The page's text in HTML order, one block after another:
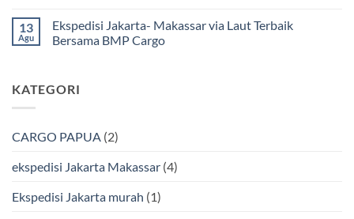
BMP
Cargo
Kapal
Laut
Via
Laut
Murah
Bmp
Cargo
komentar
pada
Ekspedisi
Laut
Bersama
&
13
Agu
Ekspedisi Jakarta- Makassar via Laut Terbaik
Bersama BMP Cargo
pada
Ekspedisi
Laut
BMP
KATEGORI
CARGO PAPUA (2)
ekspedisi Jakarta Makassar (4)
Ekspedisi Jakarta murah (1)